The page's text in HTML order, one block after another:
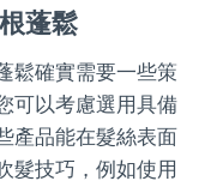
蓬鬆
鬆確實需要一些策
可以考慮選用具備
產品能在髮絲表面
髮技巧，例如使用